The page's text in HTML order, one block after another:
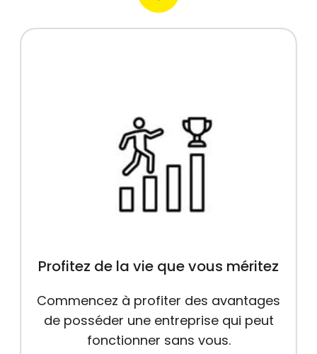
Profitez de la vie que vous méritez
Commencez à profiter des avantages
de posséder une entreprise qui peut
fonctionner sans vous.